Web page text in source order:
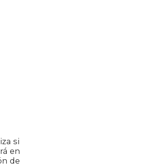
si
en
de